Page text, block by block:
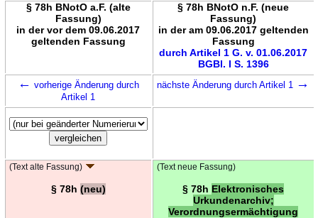
§ 78h BNotO a.F. (alte
Fassung)
in der vor dem 09.06.2017
geltenden Fassung
§ 78h BNotO n.F. (neue
Fassung)
in der am 09.06.2017 geltenden
Fassung
durch Artikel 1 G. v. 01.06.2017
BGBl. I S. 1396
← vorherige Änderung durch
Artikel 1
nächste Änderung durch Artikel 1 →
(Text alte Fassung)
§ 78h (neu)
(Text neue Fassung)
§ 78h Elektronisches
Urkundenarchiv;
Verordnungsermächtigung